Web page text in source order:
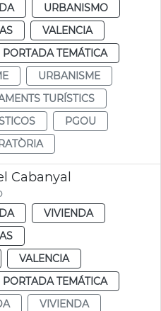
URBANISMO
VALENCIA
PORTADA TEMÁTICA
URBANISME
TURÍSTICS
PGOU
Cabanyal
VIVIENDA
VALENCIA
PORTADA TEMÁTICA
VIVIENDA